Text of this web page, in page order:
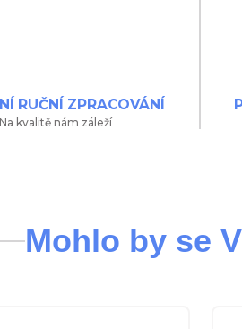
RUČNÍ ZPRACOVÁNÍ
Na kvalitě nám záleží
Mohlo by se